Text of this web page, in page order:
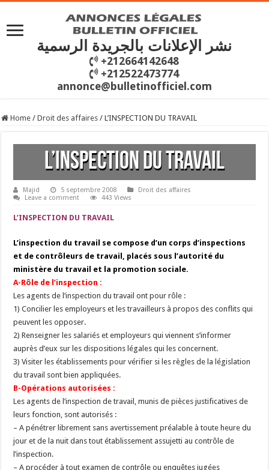
نشر الإعلانات بالجريدة الرسمية
+212664142648
+212522473774
annonce@bulletinofficiel.com
Home / Droit des affaires / L’INSPECTION DU TRAVAIL
L’INSPECTION DU TRAVAIL
Majid 5 septembre 2008
Droit des affaires
Leave a comment
443 Views
L’INSPECTION DU TRAVAIL
L’inspection du travail se compose d’un corps d’inspections
et de contrôleurs de travail, placés sous l’autorité du
ministère du travail et la promotion sociale.
A-Rôle de l’inspection :
Les agents de l’inspection du travail ont pour rôle :
1) Concilier les employeurs et les travailleurs à propos des conflits qui
peuvent les opposer.
2) Renseigner les salariés et employeurs qui viennent s’informer
auprès d’eux sur les dispositions légales qui les concernent.
3) Visiter les établissements pour vérifier si les règles de la législation
du travail sont bien appliquées.
B-Opérations autorisées :
Les agents de l’inspection de travail, munis de pièces justificatives de
leurs fonction, sont autorisés :
– A pénétrer librement sans avertissement préalable à toute heure du
jour et de la nuit dans tout établissement assujetti au contrôle de
l’inspection.
– A procéder à tout examen de contrôle ou enquêtes jugées